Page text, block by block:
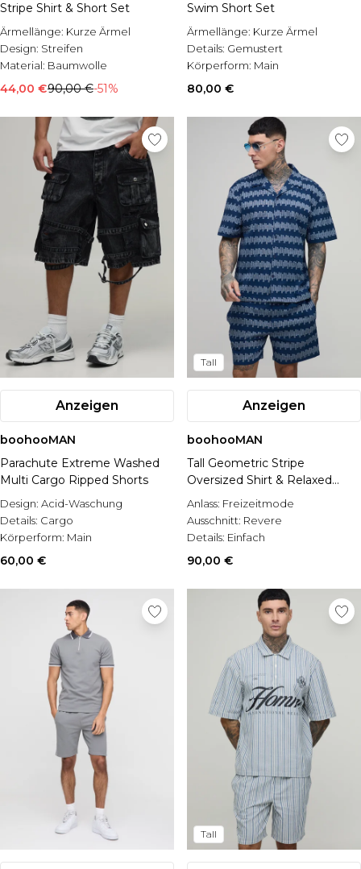
Stripe Shirt & Short Set
Ärmellänge: Kurze Ärmel
Design: Streifen
Material: Baumwolle
44,00 €90,00 €-51%
Swim Short Set
Ärmellänge: Kurze Ärmel
Details: Gemustert
Körperform: Main
80,00 €
Anzeigen
boohooMAN
Parachute Extreme Washed
Multi Cargo Ripped Shorts
Design: Acid-Waschung
Details: Cargo
Körperform: Main
60,00 €
Tall
Anzeigen
boohooMAN
Tall Geometric Stripe
Oversized Shirt & Relaxed
Short Set
Anlass: Freizeitmode
Ausschnitt: Revere
Details: Einfach
90,00 €
Tall